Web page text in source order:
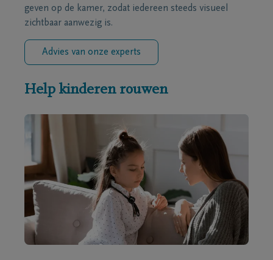
geven op de kamer, zodat iedereen steeds visueel
zichtbaar aanwezig is.
Advies van onze experts
Help kinderen rouwen